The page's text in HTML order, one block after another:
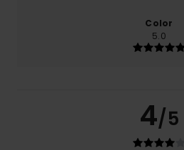
Color
5.0
4/5